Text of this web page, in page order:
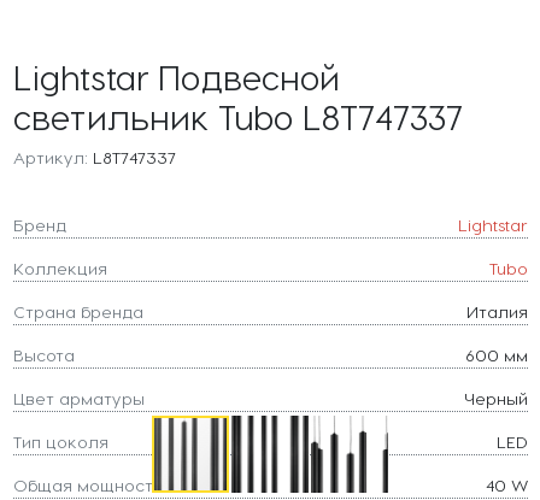
Lightstar Подвесной
светильник Tubo L8T747337
Артикул: L8T747337
Бренд Lightstar
Коллекция Tubo
Страна бренда Италия
Высота 600 мм
Цвет арматуры Черный
Тип цоколя LED
Общая мощность 40 W